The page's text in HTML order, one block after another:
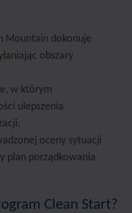
Mountain dokonuje
obszary
w którym
ulepszenia
oceny sytuacji
plan porządkowania
Clean Start?